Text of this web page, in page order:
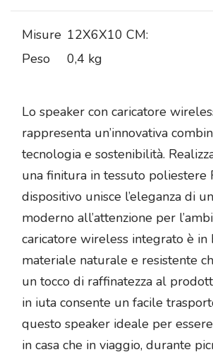
Misure 12X6X10 CM:
Peso
0,4 kg
Lo speaker con caricatore
rappresenta un’innovativa
tecnologia e sostenibilità.
una finitura in tessuto poliestere
dispositivo unisce l’eleganza di
moderno all’attenzione per
caricatore wireless integrato è in
materiale naturale e resistente
un tocco di raffinatezza al
in iuta consente un facile
questo speaker ideale per
in casa che in viaggio, durante